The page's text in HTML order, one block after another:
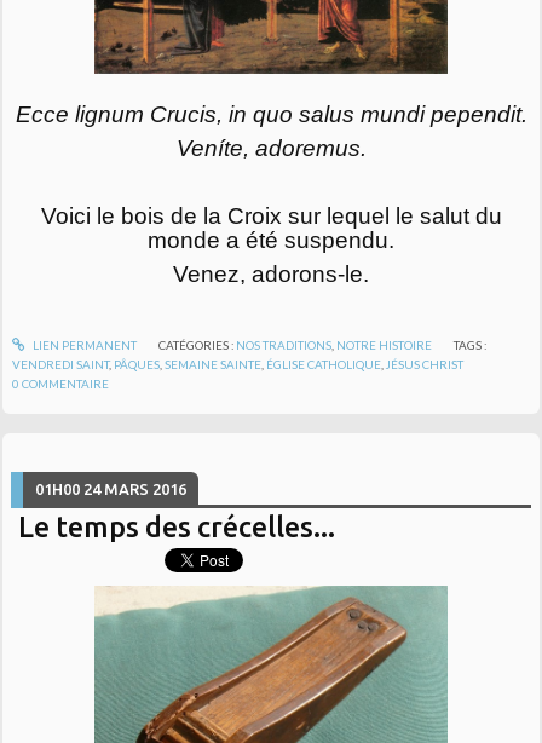
Ecce lignum Crucis, in quo salus mundi pependit.
Veníte, adoremus.
Voici le bois de la Croix sur lequel le salut du
monde a été suspendu.
Venez, adorons-le.
LIEN PERMANENT CATÉGORIES : NOS TRADITIONS, NOTRE HISTOIRE
TAGS :
VENDREDI SAINT, PÂQUES ,SEMAINE SAINTE ÉGLISE CATHOLIQUE JÉSUS CHRIST
0 COMMENTAIRE
01H00 24 MARS 2016
Le temps des crécelles...